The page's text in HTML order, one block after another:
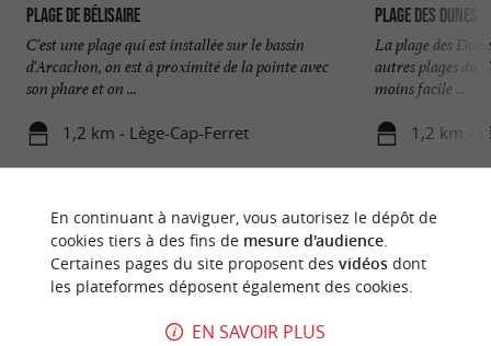
Plage de Bélisaire
C'est une plage qui est installée sur le bassin
d'Arcachon, on est à proximité de la pointe avec
son phare et on ...
1,2 km - Lège-Cap-Ferret
Plage des Dunes
La plage des
autres plages du
moins facile ...
1,2 km -
NOUS AVONS TESTÉPOUR VOUS
En continuant à naviguer, vous autorisez le dépôt de
cookies tiers à des fins de mesure d'audience.
Certaines pages du site proposent des vidéosdont
les plateformes déposent également des cookies.
EN SAVOIR PLUS